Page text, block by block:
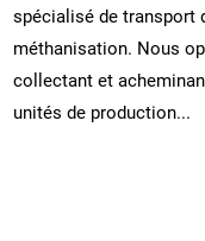
spécialisé de transport
méthanisation. Nous
collectant et
unités de production...